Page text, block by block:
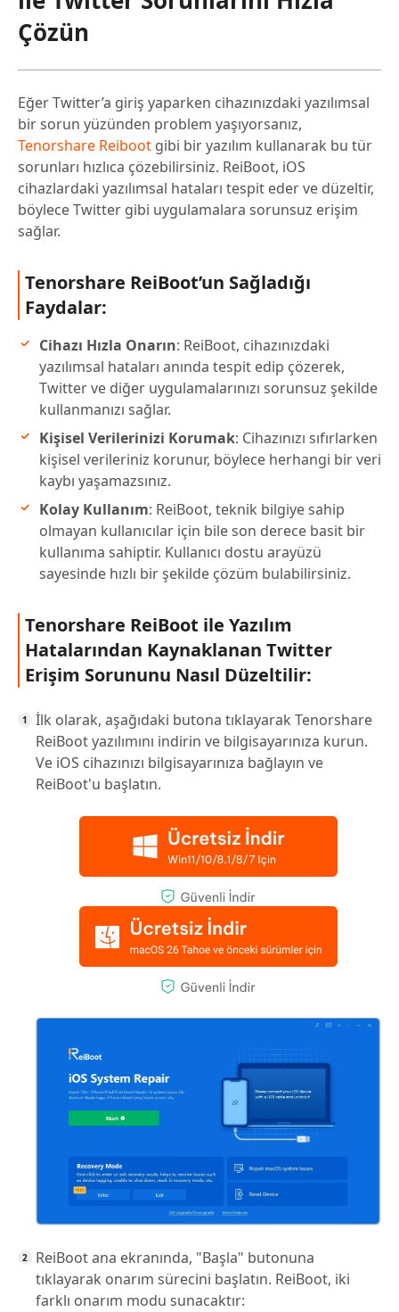
Çözün
Eğer Twitter’a giriş yaparken cihazınızdaki yazılımsal
bir sorun yüzünden problem yaşıyorsanız,
Tenorshare Reiboot gibi bir yazılım kullanarak bu tür
sorunları hızlıca çözebilirsiniz. ReiBoot, iOS
cihazlardaki yazılımsal hataları tespit eder ve düzeltir,
böylece Twitter gibi uygulamalara sorunsuz erişim
sağlar.
Tenorshare ReiBoot’un Sağladığı
Faydalar:
Cihazı Hızla Onarın: ReiBoot, cihazınızdaki
yazılımsal hataları anında tespit edip çözerek,
Twitter ve diğer uygulamalarınızı sorunsuz şekilde
kullanmanızı sağlar.
Kişisel Verilerinizi Korumak: Cihazınızı sıfırlarken
kişisel verileriniz korunur, böylece herhangi bir veri
kaybı yaşamazsınız.
Kolay Kullanım: ReiBoot, teknik bilgiye sahip
olmayan kullanıcılar için bile son derece basit bir
kullanıma sahiptir. Kullanıcı dostu arayüzü
sayesinde hızlı bir şekilde çözüm bulabilirsiniz.
Tenorshare ReiBoot ile Yazılım
Hatalarından Kaynaklanan Twitter
Erişim Sorununu Nasıl Düzeltilir:
İlk olarak, aşağıdaki butona tıklayarak Tenorshare
ReiBoot yazılımını indirin ve bilgisayarınıza kurun.
Ve iOS cihazınızı bilgisayarınıza bağlayın ve
ReiBoot'u başlatın.
ReiBoot ana ekranında, "Başla" butonuna
tıklayarak onarım sürecini başlatın. ReiBoot, iki
farklı onarım modu sunacaktır: